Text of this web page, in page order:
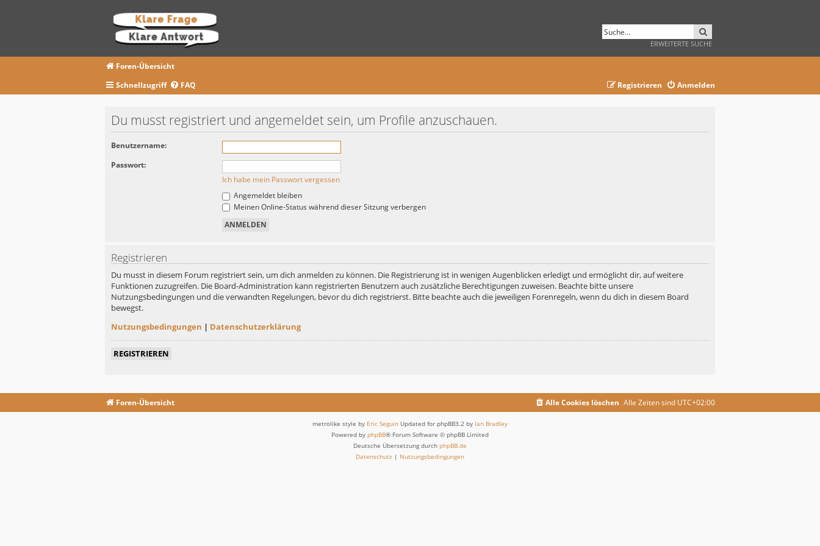
ERWEITERTE SUCHE
Foren-Übersicht
Schnellzugriff
FAQ Anmelden
Registrieren
Du musst registriert und angemeldet sein, um Profile anzuschauen.
Benutzername:
Passwort:
Ich habe mein Passwort vergessen
Angemeldet bleiben
Meinen Online-Status während dieser Sitzung verbergen
Registrieren
Du musst in diesem Forum registriert sein, um dich anmelden zu können. Die Registrierung ist in wenigen Augenblicken erledigt und ermöglicht dir, auf weitere
Funktionen zuzugreifen. Die Board-Administration kann registrierten Benutzern auch zusätzliche Berechtigungen zuweisen. Beachte bitte unsere
Nutzungsbedingungen und die verwandten Regelungen, bevor du dich registrierst. Bitte beachte auch die jeweiligen Forenregeln, wenn du dich in diesem Board
bewegst.
Nutzungsbedingungen | Datenschutzerklärung
REGISTRIEREN
Foren-Übersicht Alle Zeiten sind UTC+02:00
Alle Cookies löschen
metrolike style by Eric Seguin Updated for phpBB3.2 by Ian Bradley
Powered by phpBB® Forum Software © phpBB Limited
Deutsche Übersetzung durch phpBB.de
Datenschutz | Nutzungsbedingungen